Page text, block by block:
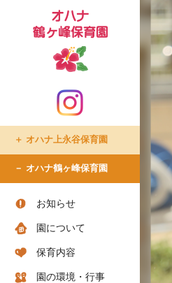
オハナ上永谷保育園
オハナ鶴ヶ峰保育園
お知らせ
園について
保育内容
園の環境・行事
たまプラーザ倶楽部
- たまプラーザ倶楽部での生
- ショートステイについて
- お問い合わせ
- お知らせ